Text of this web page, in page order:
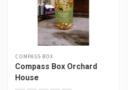
COMPASS BOX
Compass Box Orchard
House